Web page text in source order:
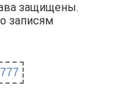
защищены.
записям